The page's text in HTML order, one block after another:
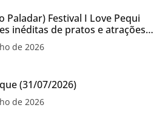
Paladar) Festival I Love Pequi
inéditas de pratos e atrações
fim de semana dos Pais em
de 2026
(31/07/2026)
de 2026